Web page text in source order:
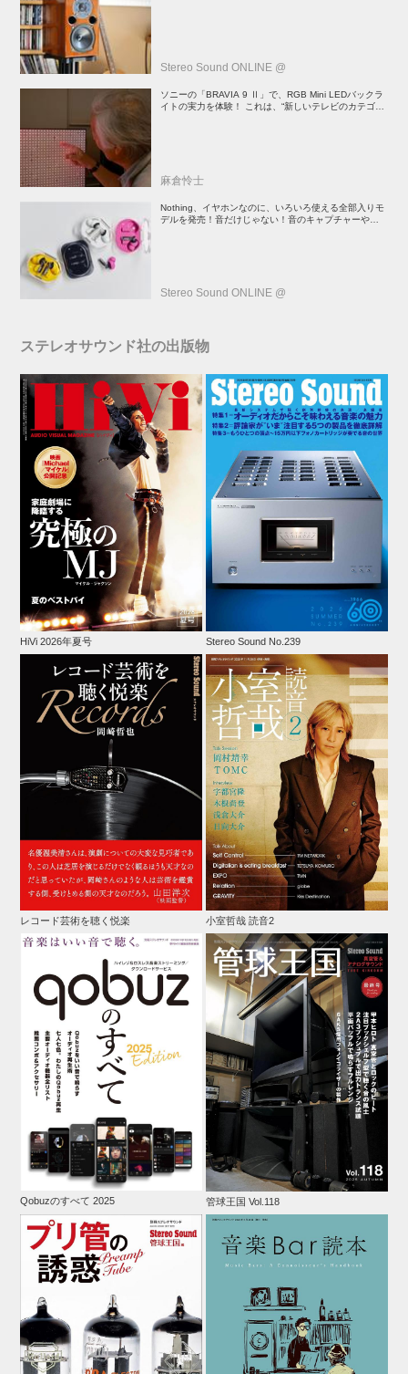
Stereo Sound ONLINE @
ソニーの「BRAVIA 9 Ⅱ」で、RGB Mini LEDバックラ
イトの実力を体験！ これは、“新しいテレビのカテゴリ
麻倉怜士
Nothing、イヤホンなのに、いろいろ使える全部入りモ
デルを発売！音だけじゃない！音のキャプチャーや、会
Stereo Sound ONLINE @
ステレオサウンド社の出版物
HiVi 2026年夏号 Stereo Sound No.239
レコード芸術を聴く悦楽 小室哲哉 読音2
Qobuzのすべて 2025 管球王国 Vol.118